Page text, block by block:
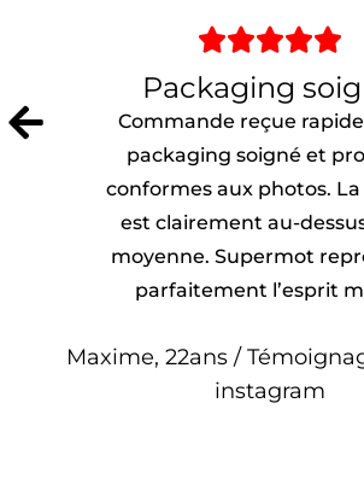

Packaging
Commande reçue
packaging soigné et
conformes aux photos.
est clairement au-
moyenne. Supermot
parfaitement l’esprit
Maxime, 22ans /
instagram